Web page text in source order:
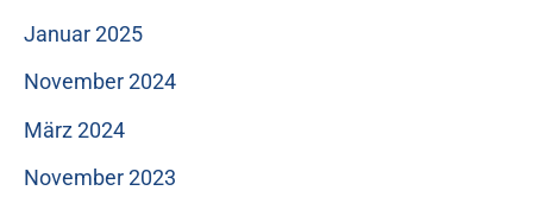
Januar 2025
November 2024
März 2024
November 2023